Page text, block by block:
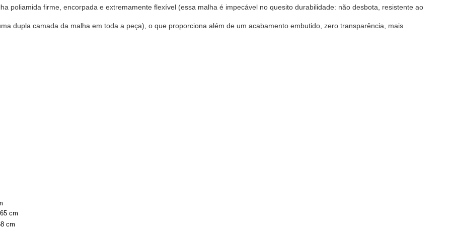
poliamida firme, encorpada e extremamente flexível (essa malha é impecável no quesito durabilidade: não desbota, resistente ao
dupla camada da malha em toda a peça), o que proporciona além de um acabamento embutido, zero transparência, mais
cm
cm